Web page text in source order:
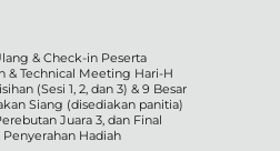
& Check-in Peserta
& Technical Meeting Hari-H
(Sesi 1, 2, dan 3) & 9 Besar
Siang (disediakan panitia)
Juara 3, dan Final
Penyerahan Hadiah